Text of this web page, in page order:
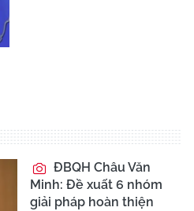
ĐBQH Châu Văn
Minh: Đề xuất 6 nhóm
giải pháp hoàn thiện